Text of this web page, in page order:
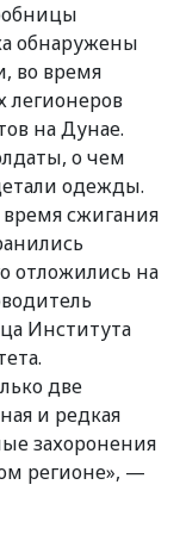
обнаружены
во время
легионеров
на Дунае.
о чем
одежды.
сжигания
отложились на
Института
две
и редкая
захоронения
регионе», —